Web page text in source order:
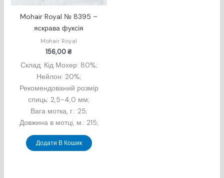
Mohair Royal № 8395 –
яскрава фуксія
Mohair Royal
156,00₴
Склад: Кід Мохер: 80%;
Нейлон: 20%;
Рекомендований розмір
спиць: 2,5-4,0 мм;
Вага мотка, г.: 25;
Довжина в мотцi, м.: 215;
Додати В Кошик